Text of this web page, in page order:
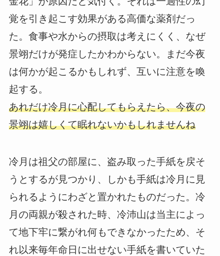
覚を引き起こす効果がある高価な薬剤だっ
た。食事や水からの摂取は考えにくく、なぜ
景翊だけが発症したかわからない。まだ今夜
は何かが起こるかもしれず、互いに注意を喚
起する。
あれだけ冷月に心配してもらえたら、今夜の
景翊は嬉しくて眠れないかもしれませんね
冷月は祖父の部屋に、盗み取った手紙を戻そ
うとするが見つかり、しかも手紙は冷月に見
られるようにわざと置かれたものだった。冷
月の両親が殺された時、冷沛山は当主によっ
て地下牢に繋がれ何もできなかったため、そ
れ以来毎年命日に出せない手紙を書いていた